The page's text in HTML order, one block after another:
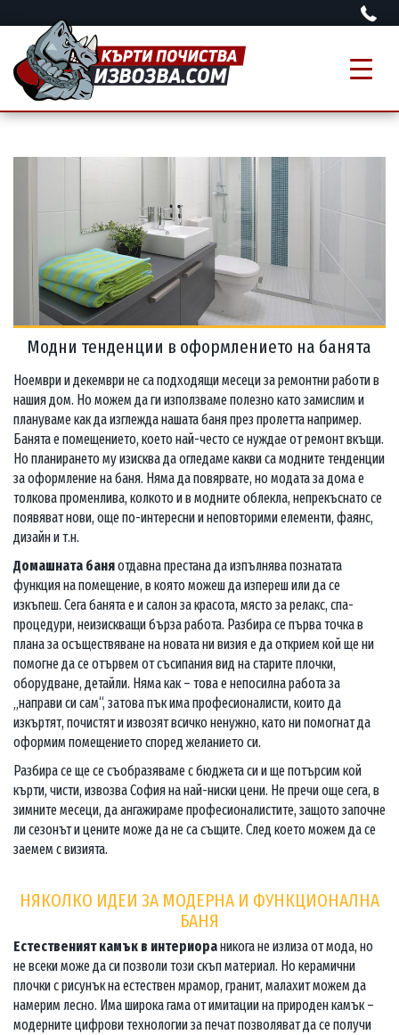
Модни тенденции в оформлението на банята
Ноември и декември не са подходящи месеци за ремонтни работи в
нашия дом. Но можем да ги използваме полезно като замислим и
плануваме как да изглежда нашата баня през пролетта например.
Банята е помещението, което най-често се нуждае от ремонт вкъщи.
Но планирането му изисква да огледаме какви са модните тенденции
за оформление на баня. Няма да повярвате, но модата за дома е
толкова променлива, колкото и в модните облекла, непрекъснато се
появяват нови, още по-интересни и неповторими елементи, фаянс,
дизайн и т.н.
Домашната баняотдавна престана да изпълнява познатата
функция на помещение, в която можеш да изпереш или да се
изкъпеш. Сега банята е и салон за красота, място за релакс, спа-
процедури, неизискващи бърза работа. Разбира се първа точка в
плана за осъществяване на новата ни визия е да открием кой ще ни
помогне да се отървем от съсипания вид на старите плочки,
оборудване, детайли. Няма как – това е непосилна работа за
„направи си сам“, затова пък има професионалисти, които да
изкъртят, почистят и извозят всичко ненужно, като ни помогнат да
оформим помещението според желанието си.
Разбира се ще се съобразяваме с бюджета си и ще потърсим кой
кърти, чисти, извозва София на най-ниски цени. Не пречи още сега, в
зимните месеци, да ангажираме професионалистите, защото започне
ли сезонът и цените може да не са същите. След което можем да се
заемем с визията.
НЯКОЛКО ИДЕИ ЗА МОДЕРНА И ФУНКЦИОНАЛНА
БАНЯ
Естественият камък в интериораникога не излиза от мода, но
не всеки може да си позволи този скъп материал. Но керамични
плочки с рисунък на естествен мрамор, гранит, малахит можем да
намерим лесно. Има широка гама от имитации на природен камък –
модерните цифрови технологии за печат позволяват да се получи